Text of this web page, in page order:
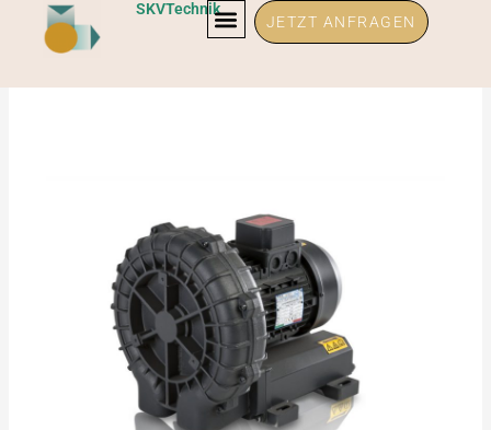
SKVTechnik
JETZT ANFRAGEN